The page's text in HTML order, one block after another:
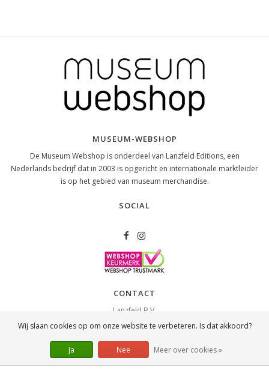
MUSEUM-WEBSHOP
De Museum Webshop is onderdeel van Lanzfeld Editions, een
Nederlands bedrijf dat in 2003 is opgericht en internationale marktleider
is op het gebied van museum merchandise.
SOCIAL
CONTACT
Lanzfeld B.V.
Spiegelstraat 10
info@lanzfeld.nl
088 33 66 990
Wij slaan cookies op om onze website te verbeteren. Is dat akkoord?
Ja Nee Meer over cookies »